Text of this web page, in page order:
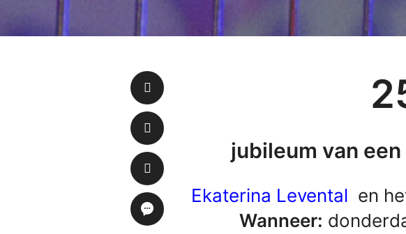
jubileum van
Ekaterina Levental en
Wanneer: